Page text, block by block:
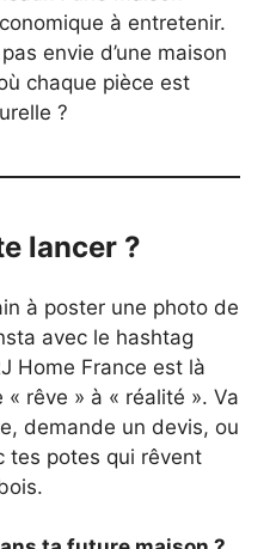
à entretenir.
envie d’une maison
chaque pièce est
?
lancer ?
à poster une photo de
avec le hashtag
Home France est là
« rêve » à « réalité ». Va
demande un devis, ou
tes potes qui rêvent